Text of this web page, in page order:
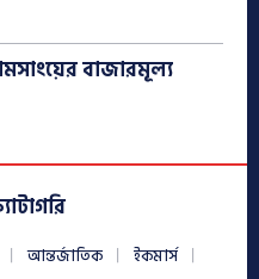
বাজারমূল্য
আন্তর্জাতিক
ইকমার্স